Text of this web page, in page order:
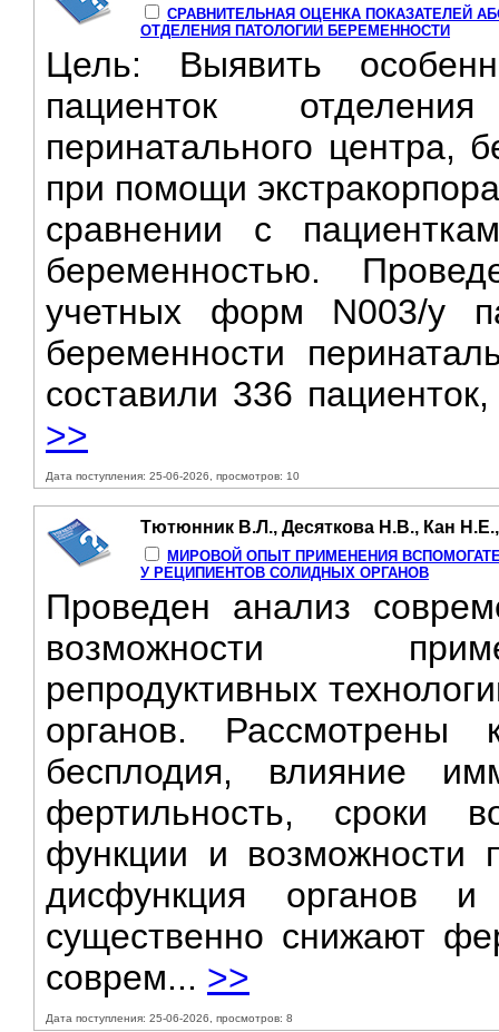
СРАВНИТЕЛЬНАЯ ОЦЕНКА ПОКАЗАТЕЛЕЙ
ОТДЕЛЕНИЯ ПАТОЛОГИИ БЕРЕМЕННОСТИ
Цель: Выявить
пациенток
перинатального центра,
при помощи
сравнении с
беременностью.
учетных форм N003/y
беременности
составили 336
>>
Дата поступления: 25-06-2026, просмотров: 10
Тютюнник В.Л., Десяткова Н.В., Кан
МИРОВОЙ ОПЫТ ПРИМЕНЕНИЯ
У РЕЦИПИЕНТОВ СОЛИДНЫХ ОРГАНОВ
Проведен анализ
возможности
репродуктивных
органов. Рассмотрены
бесплодия, влияние
фертильность, сроки
функции и возможности
дисфункция органов и
существенно снижают
соврем... >>
Дата поступления: 25-06-2026, просмотров: 8